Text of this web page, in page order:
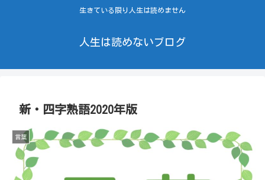
生きている限り人生は読めません
人生は読めないブログ
新・四字熟語2020年版
言葉